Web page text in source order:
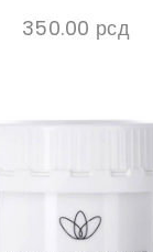
350.00 рсд